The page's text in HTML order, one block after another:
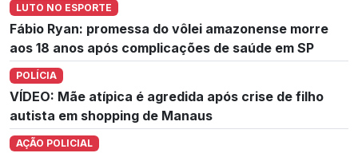
LUTO NO ESPORTE
Fábio Ryan: promessa do vôlei amazonense morre
aos 18 anos após complicações de saúde em SP
POLÍCIA
VÍDEO: Mãe atípica é agredida após crise de filho
autista em shopping de Manaus
AÇÃO POLICIAL